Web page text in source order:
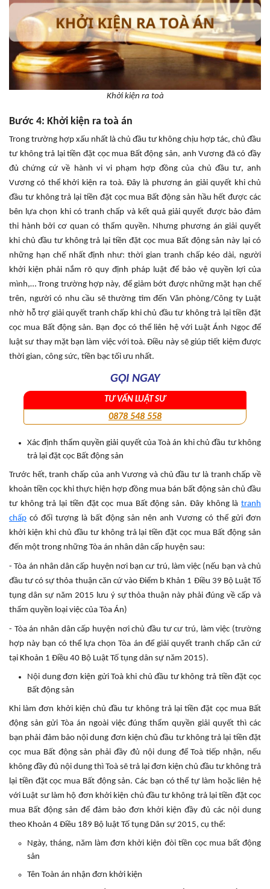
Khởi kiện ra toà
Bước 4: Khởi kiện ra toà án
Trong trường hợp xấu nhất là chủ đầu tư không chịu hợp tác, chủ đầu
tư không trả lại tiền đặt cọc mua Bất động sản, anh Vương đã có đầy
đủ chứng cứ về hành vi vi phạm hợp đồng của chủ đầu tư, anh
Vương có thể khởi kiện ra toà. Đây là phương án giải quyết khi chủ
đầu tư không trả lại tiền đặt cọc mua Bất động sản hầu hết được các
bên lựa chọn khi có tranh chấp và kết quả giải quyết được bảo đảm
thi hành bởi cơ quan có thẩm quyền. Nhưng phương án giải quyết
khi chủ đầu tư không trả lại tiền đặt cọc mua Bất động sản này lại có
những hạn chế nhất định như: thời gian tranh chấp kéo dài, người
khởi kiện phải nắm rõ quy định pháp luật để bảo vệ quyền lợi của
mình,… Trong trường hợp này, để giảm bớt được những mặt hạn chế
trên, người có nhu cầu sẽ thường tìm đến Văn phòng/Công ty Luật
nhờ hỗ trợ giải quyết tranh chấp khi chủ đầu tư không trả lại tiền đặt
cọc mua Bất động sản. Bạn đọc có thể liên hệ với Luật Ánh Ngọc để
luật sư thay mặt bạn làm việc với toà. Điều này sẽ giúp tiết kiệm được
thời gian, công sức, tiền bạc tối ưu nhất.
GỌI NGAY
TƯ VẤN LUẬT SƯ
0878 548 558
Xác định thẩm quyền giải quyết của Toà án khi chủ đầu tư không
trả lại đặt cọc Bất động sản
Trước hết, tranh chấp của anh Vương và chủ đầu tư là tranh chấp về
khoản tiền cọc khi thực hiện hợp đồng mua bán bất động sản chủ đầu
tư không trả lại tiền đặt cọc mua Bất động sản. Đây không là tranh
chấp có đối tượng là bất động sản nên anh Vương có thể gửi đơn
khởi kiện khi chủ đầu tư không trả lại tiền đặt cọc mua Bất động sản
đến một trong những Tòa án nhân dân cấp huyện sau:
- Tòa án nhân dân cấp huyện nơi bạn cư trú, làm việc (nếu bạn và chủ
đầu tư có sự thỏa thuận căn cứ vào Điểm b Khản 1 Điều 39 Bộ Luật Tố
tụng dân sự năm 2015 lưu ý sự thỏa thuận này phải đúng về cấp và
thẩm quyền loại việc của Tòa Án)
- Tòa án nhân dân cấp huyện nơi chủ đầu tư cư trú, làm việc (trường
hợp này bạn có thể lựa chọn Tòa án để giải quyết tranh chấp căn cứ
tại Khoản 1 Điều 40 Bộ Luật Tố tụng dân sự năm 2015).
Nội dung đơn kiện gửi Toà khi chủ đầu tư không trả tiền đặt cọc
Bất động sản
Khi làm đơn khởi kiện chủ đầu tư không trả lại tiền đặt cọc mua Bất
động sản gửi Tòa án ngoài việc đúng thẩm quyền giải quyết thì các
bạn phải đảm bảo nội dung đơn kiện chủ đầu tư không trả lại tiền đặt
cọc mua Bất động sản phải đầy đủ nội dung để Toà tiếp nhận, nếu
không đầy đủ nội dung thì Toà sẽ trả lại đơn kiện chủ đầu tư không trả
lại tiền đặt cọc mua Bất động sản. Các bạn có thể tự làm hoặc liên hệ
với Luật sư làm hộ đơn khởi kiện chủ đầu tư không trả lại tiền đặt cọc
mua Bất động sản để đảm bảo đơn khởi kiện đầy đủ các nội dung
theo Khoản 4 Điều 189 Bộ luật Tố tụng Dân sự 2015, cụ thể:
Ngày, tháng, năm làm đơn khởi kiện đòi tiền cọc mua bất động
sản
Tên Toàn án nhận đơn khởi kiện